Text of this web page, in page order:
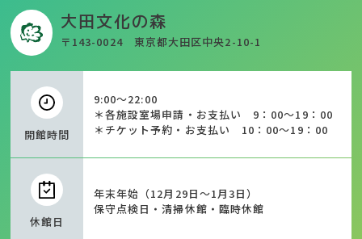
大田文化の森
〒143-0024 東京都大田区中央2-10-1
開館時間
9:00～22:00
＊各施設室場申請・お支払い 9：00～19：00
＊チケット予約・お支払い 10：00～19：00
休館日
年末年始（12月29日～1月3日）
保守点検日・清掃休館・臨時休館